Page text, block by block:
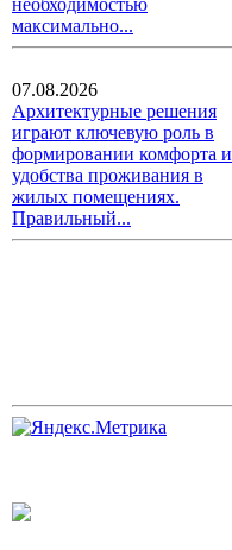
необходимостью
максимально...
07.08.2026
Архитектурные решения
играют ключевую роль в
формировании комфорта и
удобства проживания в
жилых помещениях.
Правильный...